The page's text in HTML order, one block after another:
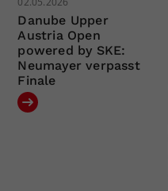
Danube Upper
Austria Open
powered by SKE:
Neumayer verpasst
Finale